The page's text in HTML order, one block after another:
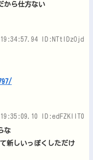
から仕方ない
ID:NTtlDzOjd
ID:edFZKllT0
な
新しいっぽくしただけ